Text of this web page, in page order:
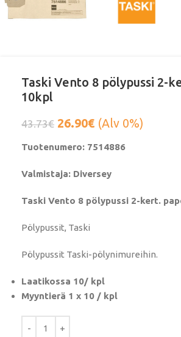
Taski Vento 8 pölypussi 2-
10kpl
43.73€ 26.90€ (Alv 0%)
Tuotenumero: 7514886
Valmistaja: Diversey
Taski Vento 8 pölypussi 2-kert.
Pölypussit, Taski
Pölypussit Taski-pölynimureihin.
Laatikossa 10/ kpl
Myyntierä 1 x 10 / kpl